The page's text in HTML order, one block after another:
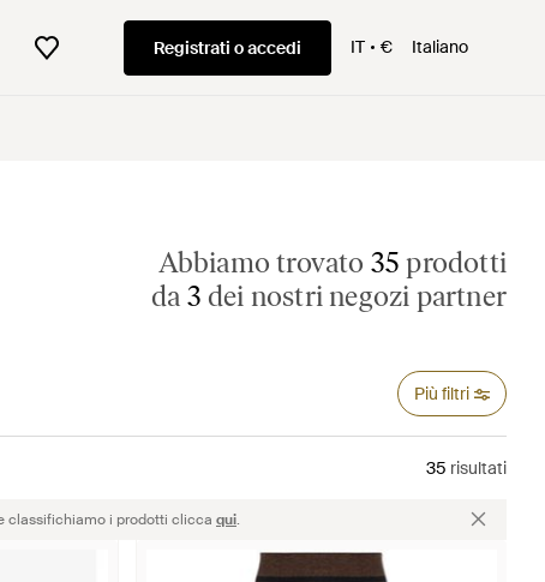
Registrati o accedi IT € Italiano
Abbiamo trovato 35 prodotti
da 3 dei nostri negozi partner
Più filtri
35 risultati
classifichiamo i prodotti clicca qui.